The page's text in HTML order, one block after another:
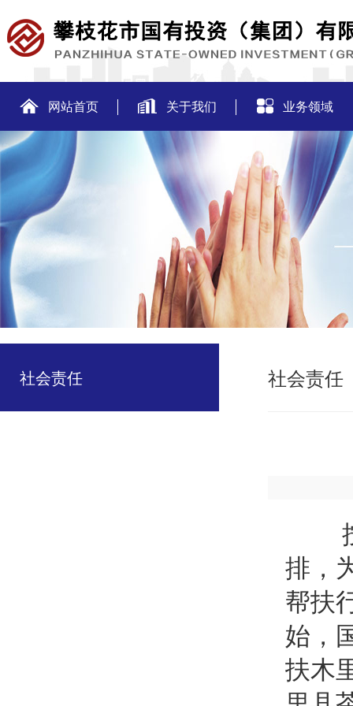
网站首页 关于我们 业务领域
社会责任 社会责任
按
排，
帮扶
始，
扶木